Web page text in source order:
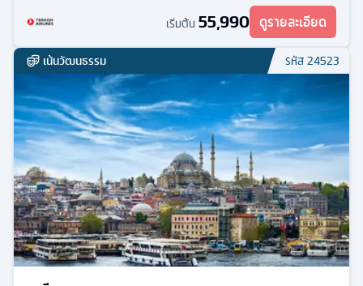
เริ่มต้น 55,990 ดูรายละเอียด
เน้นวัฒนธรรม รหัส24523